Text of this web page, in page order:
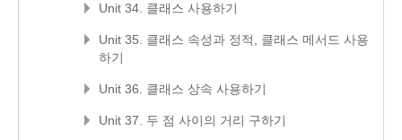
Unit 34. 클래스 사용하기
Unit 35. 클래스 속성과 정적, 클래스 메서드 사용
하기
Unit 36. 클래스 상속 사용하기
Unit 37. 두 점 사이의 거리 구하기